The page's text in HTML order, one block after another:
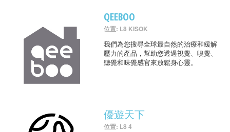
QEEBOO
位置: L8 KISOK
我們為您搜尋全球最自然的治療和緩解
壓力的產品，幫助您透過視覺、嗅覺、
聽覺和味覺感官來放鬆身心靈。
優遊天下
位置: L8 4